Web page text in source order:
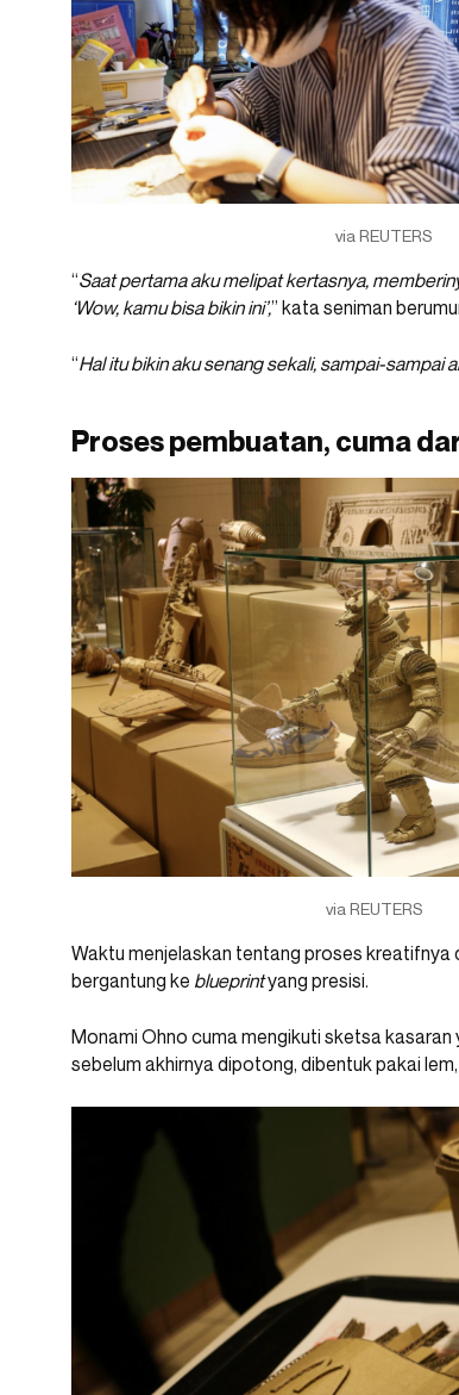
via REUTERS
“Saat pertama aku melipat kertasnya,
‘Wow, kamu bisa bikin ini’,” kata seniman
“Hal itu bikin aku senang sekali, sampai-sampai
Proses pembuatan, cuma
via REUTERS
Waktu menjelaskan tentang proses kreatifnya
bergantung ke blueprintyang presisi.
Monami Ohno cuma mengikuti sketsa kasaran
sebelum akhirnya dipotong, dibentuk pakai